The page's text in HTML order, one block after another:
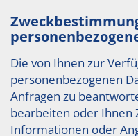
Die von Ihnen zur
personenbezogenen
Anfragen zu
bearbeiten oder Ihnen
Informationen oder